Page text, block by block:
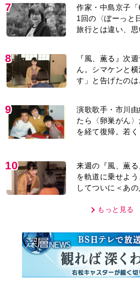
7
作家・中島京子
1回の〈ぼーっと
旅行とは違い、
8
『風、薫る』次
ん。シマケンと
す」と告げたの
9
演歌歌手・市川
たら〈卵巣がん
を経て復帰。若
10
来週の『風、薫
を軌道に乗せよ
してついに＜あ
もっと見る